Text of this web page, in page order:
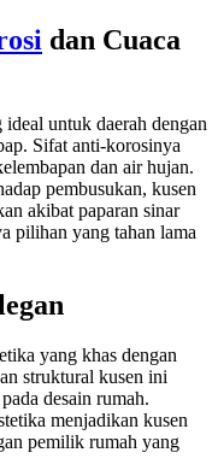
dan Cuaca
untuk daerah dengan
Sifat anti-korosinya
dan air hujan.
pembusukan, kusen
akibat paparan sinar
pilihan yang tahan lama
yang khas dengan
struktural kusen ini
desain rumah.
menjadikan kusen
pemilik rumah yang